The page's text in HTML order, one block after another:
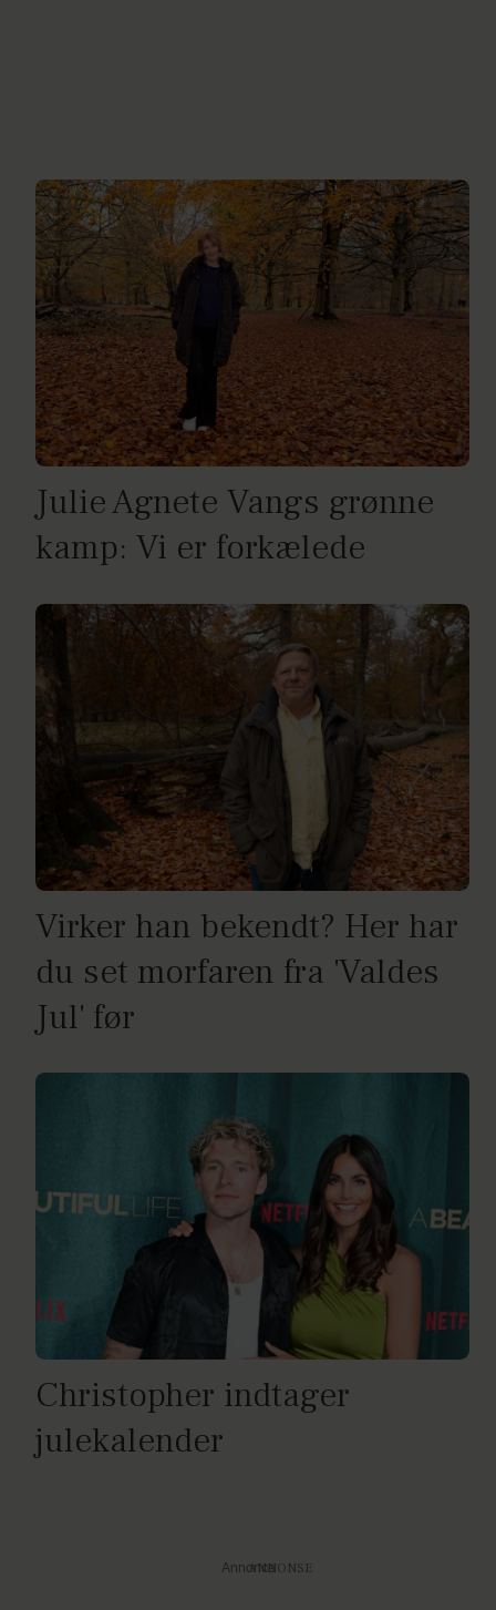
Julie Agnete Vangs grønne
kamp: Vi er forkælede
Virker han bekendt? Her har
du set morfaren fra 'Valdes
Jul' før
Christopher indtager
julekalender
Annonce